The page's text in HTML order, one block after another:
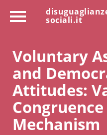
sociali.it
Voluntary
and
Attitudes:
Mechanism